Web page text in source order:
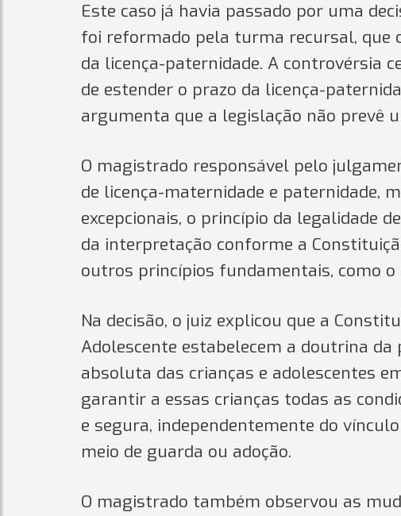
Este caso já havia passado por uma
foi reformado pela turma recursal, que
da licença-paternidade. A controvérsia
de estender o prazo da licença-
argumenta que a legislação não prevê
O magistrado responsável pelo
de licença-maternidade e paternidade,
excepcionais, o princípio da legalidade
da interpretação conforme a
outros princípios fundamentais, como
Na decisão, o juiz explicou que a
Adolescente estabelecem a doutrina
absoluta das crianças e adolescentes
garantir a essas crianças todas as
e segura, independentemente do
meio de guarda ou adoção.
O magistrado também observou as